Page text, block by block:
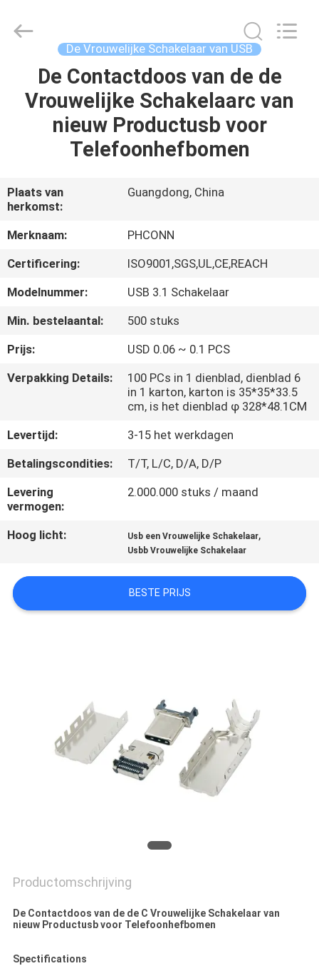
HUIS
PRODUCTEN
ONS
FABRIEKSREIS
KWALITEITSCONTROLE
CONTACTEER
ONS
SITEMAP
PRIVACY
POLICY
De Vrouwelijke Schakelaar van USB
De Contactdoos van de de
Vrouwelijke Schakelaarc van
nieuw Productusb voor
Telefoonhefbomen
Plaats van
herkomst:
Guangdong, China
Merknaam:
PHCONN
Certificering:
ISO9001,SGS,UL,CE,REACH
Modelnummer:
USB 3.1 Schakelaar
Min. bestelaantal:
500 stuks
Prijs:
USD 0.06 ~ 0.1 PCS
Verpakking Details:
100 PCs in 1 dienblad, dienblad 6
in 1 karton, karton is 35*35*33.5
cm, is het dienblad φ 328*48.1CM
Levertijd:
3-15 het werkdagen
Betalingscondities:
T/T, L/C, D/A, D/P
Levering
vermogen:
2.000.000 stuks / maand
Hoog licht: Usb een Vrouwelijke Schakelaar,
Usbb Vrouwelijke Schakelaar
BESTE PRIJS
Productomschrijving
De Contactdoos van de de C Vrouwelijke Schakelaar van
nieuw Productusb voor Telefoonhefbomen
Spectifications